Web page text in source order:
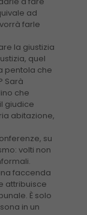
ad
farle
la giustizia
quel
pentola che
Sarà
che
giudice
abitazione,
su
volti non
faccenda
attribuisce
È solo
in un